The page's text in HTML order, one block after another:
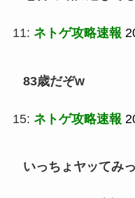
11: ネトゲ攻略速報
83歳だぞw
15: ネトゲ攻略速報
いっちょヤッてみ